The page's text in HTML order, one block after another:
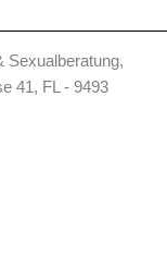
Sexualberatung,
41, FL - 9493